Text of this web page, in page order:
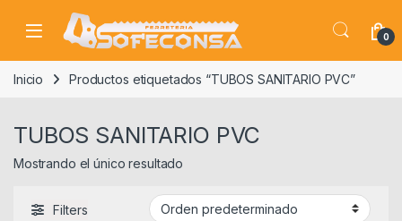
Skip to navigation
Skip to content
0
Inicio Productos etiquetados “TUBOS SANITARIO PVC”
TUBOS SANITARIO PVC
Mostrando el único resultado
Filters